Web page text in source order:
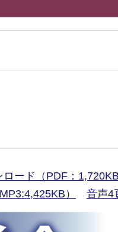
ード（PDF：1,720KB
） 音声4